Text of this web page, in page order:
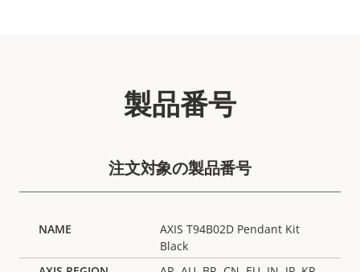
製品番号
注文対象の製品番号
AXIS T94B02D Pendant Kit
Black